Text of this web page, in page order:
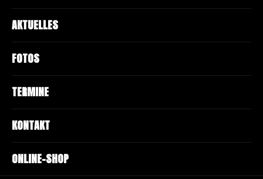
AKTUELLES
FOTOS
TERMINE
KONTAKT
ONLINE-SHOP